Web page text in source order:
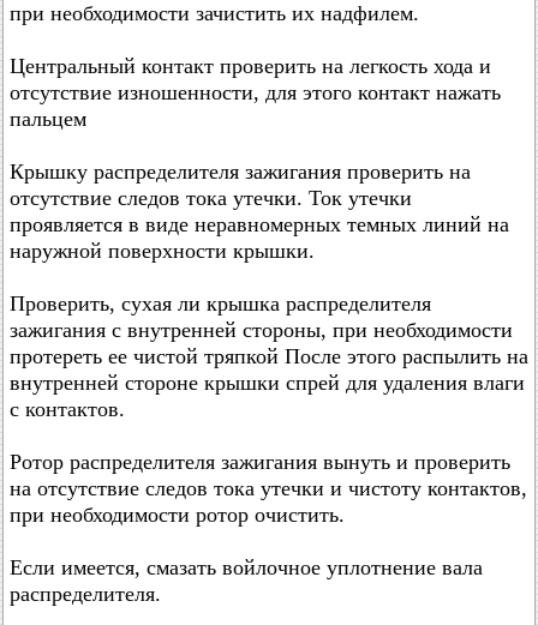
при необходимости зачистить их надфилем.
Центральный контакт проверить на легкость хода и
отсутствие изношенности, для этого контакт нажать
пальцем
Крышку распределителя зажигания проверить на
отсутствие следов тока утечки. Ток утечки
проявляется в виде неравномерных темных линий на
наружной поверхности крышки.
Проверить, сухая ли крышка распределителя
зажигания с внутренней стороны, при необходимости
протереть ее чистой тряпкой После этого распылить на
внутренней стороне крышки спрей для удаления влаги
с контактов.
Ротор распределителя зажигания вынуть и проверить
на отсутствие следов тока утечки и чистоту контактов,
при необходимости ротор очистить.
Если имеется, смазать войлочное уплотнение вала
распределителя.